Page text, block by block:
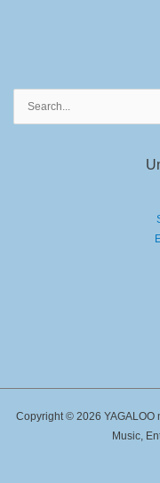
Copyright © 2026 YAGALOO
Music,